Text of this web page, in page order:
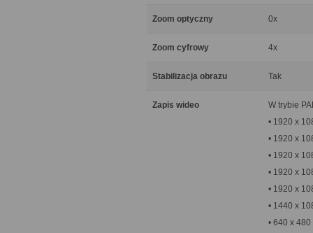
Zoom optyczny 0x
Zoom cyfrowy 4x
Stabilizacja obrazu Tak
Zapis wideo
W trybie
• 1920 x
• 1920 x
• 1920 x
• 1920 x
• 1920 x
• 1440 x
• 640 x